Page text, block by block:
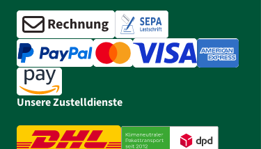
Unsere Zustelldienste